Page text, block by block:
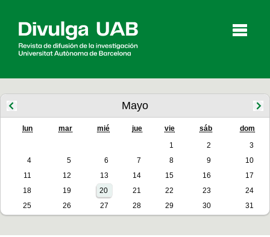
Artículos Entrevistas Vídeos
Mayo
lun mar mié jue vie sáb dom
1 2
3
4
5 6 7 8 9
10
11
12 13 14 15 16
17
18
19 20 21 22 23
24
25
26 27 28 29 30 31